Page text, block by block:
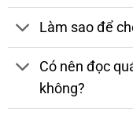
Làm sao để
Có nên đọc
không?